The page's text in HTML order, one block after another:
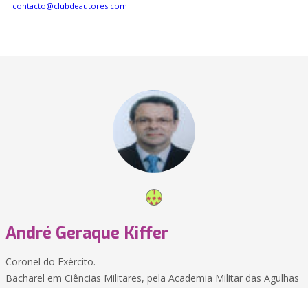
contacto@clubdeautores.com
André Geraque Kiffer
Coronel do Exército.
Bacharel em Ciências Militares, pela Academia Militar das Agulhas